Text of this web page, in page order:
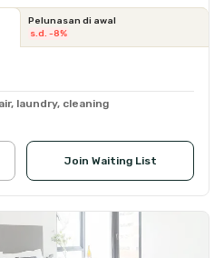
Pelunasan di awal
s.d. -8%
laundry, cleaning
Join Waiting List